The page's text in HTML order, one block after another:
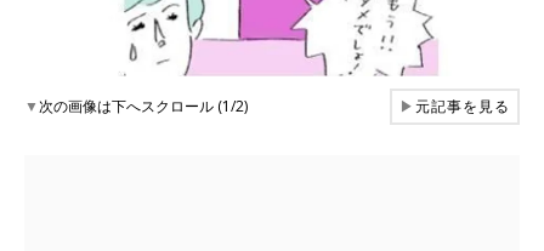
▼次の画像は下へスクロール (1/2) ▶元記事を見る